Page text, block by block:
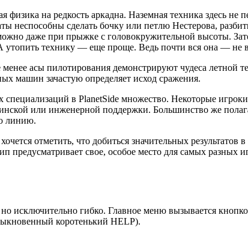
физика на редкость аркадна. Наземная техника здесь не
неспособны сделать бочку или петлю Нестерова,
даже при прыжке с головокружительной высоты.
утопить технику — еще проще. Ведь почти вся она — не
асы пилотирования демонстрируют чудеса летной
машин зачастую определяет исход сражения.
специализаций в PlanetSide множество. Некоторые
или инженерной поддержки. Большинство же
линию.
отметить, что добиться значительных
предусматривает свое, особое место для самых разных
исключительно гибко. Главное меню вызывается
коротенький HELP).